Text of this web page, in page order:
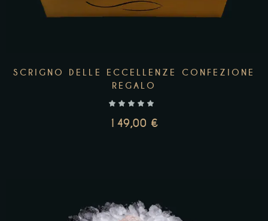
SCRIGNO DELLE ECCELLENZE CONFEZIONE
REGALO
149,00 €